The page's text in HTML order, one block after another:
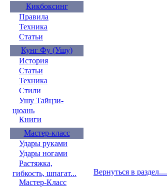
Кикбоксинг
Правила
Техника
Статьи
Кунг Фу (Ушу)
История
Статьи
Техника
Стили
Ушу Тайцзи-
цюань
Книги
Мастер-класс
Удары руками
Удары ногами
Растяжка,
гибкость, шпагат...
Мастер-Класс
Вернуться в раздел....